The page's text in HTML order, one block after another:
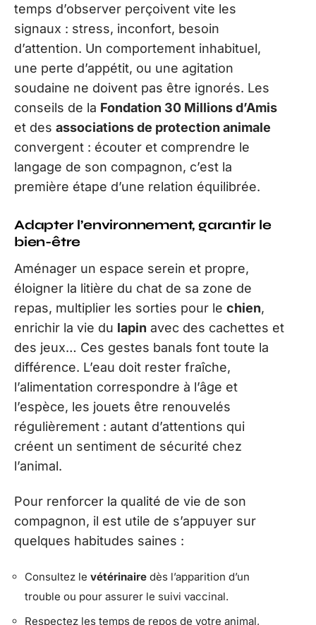
temps d’observer perçoivent vite les
signaux : stress, inconfort, besoin
d’attention. Un comportement inhabituel,
une perte d’appétit, ou une agitation
soudaine ne doivent pas être ignorés. Les
conseils de la Fondation 30 Millions d’Amis
et des associations de protection animale
convergent : écouter et comprendre le
langage de son compagnon, c’est la
première étape d’une relation équilibrée.
Adapter l’environnement, garantir le
bien-être
Aménager un espace serein et propre,
éloigner la litière du chat de sa zone de
repas, multiplier les sorties pour le chien,
enrichir la vie du lapin avec des cachettes et
des jeux… Ces gestes banals font toute la
différence. L’eau doit rester fraîche,
l’alimentation correspondre à l’âge et
l’espèce, les jouets être renouvelés
régulièrement : autant d’attentions qui
créent un sentiment de sécurité chez
l’animal.
Pour renforcer la qualité de vie de son
compagnon, il est utile de s’appuyer sur
quelques habitudes saines :
Consultez le vétérinaire dès l’apparition d’un
trouble ou pour assurer le suivi vaccinal.
Respectez les temps de repos de votre animal,